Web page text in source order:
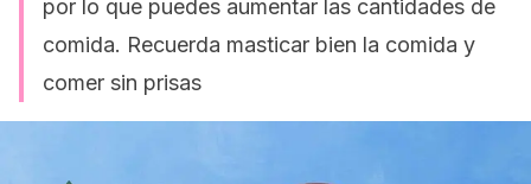
por lo que puedes aumentar las cantidades de
comida. Recuerda masticar bien la comida y
comer sin prisas